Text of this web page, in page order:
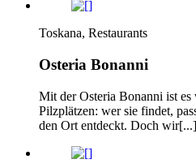
Toskana, Restaurants
Osteria Bonanni
Mit der Osteria Bonanni ist
Pilzplätzen: wer sie findet,
den Ort entdeckt. Doch wir[...]